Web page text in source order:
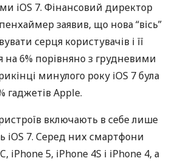
iOS 7. Фінансовий директор
заявив, що нова “вісь”
серця користувачів і її
на 6% порівняно з грудневими
минулого року iOS 7 була
гаджетів Apple.
включають в себе лише
iOS 7. Серед них смартфони
iPhone 5, iPhone 4S і iPhone 4, а